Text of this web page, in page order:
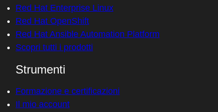
Red Hat Enterprise Linux
Red Hat OpenShift
Red Hat Ansible Automation Platform
Scopri tutti i prodotti
Strumenti
Formazione e certificazioni
Il mio account